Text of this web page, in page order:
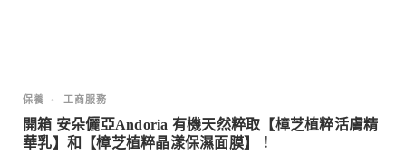
保養 • 工商服務
開箱 安朵儷亞Andoria 有機天然粹取【樟芝植粹活膚精
華乳】和【樟芝植粹晶漾保濕面膜】！